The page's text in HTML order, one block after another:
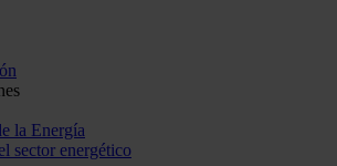
la Energía
sector energético